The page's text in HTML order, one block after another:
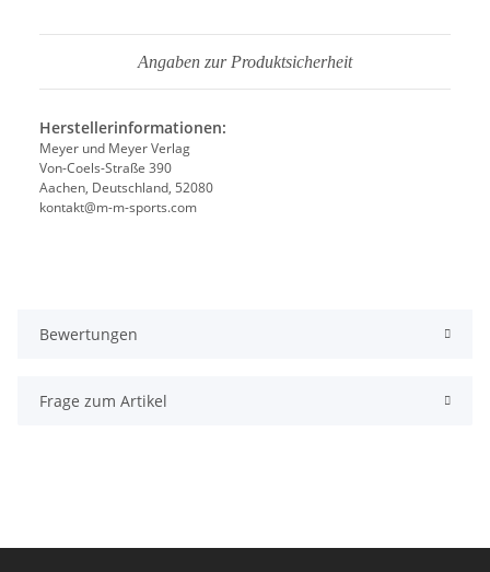
Angaben zur Produktsicherheit
Herstellerinformationen:
Meyer und Meyer Verlag
Von-Coels-Straße 390
Aachen, Deutschland, 52080
kontakt@m-m-sports.com
Bewertungen
Frage zum Artikel